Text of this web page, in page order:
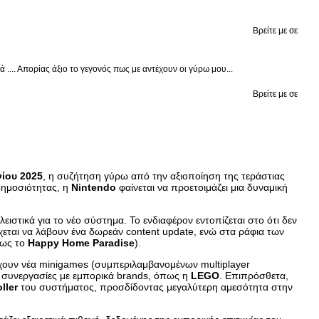
Βρείτε με σε
Απορίας άξιο το γεγονός πως με αντέχουν οι γύρω μου...
Βρείτε με σε
2025 , η συζήτηση γύρω από την αξιοποίηση της τεράστιας
η Nintendo φαίνεται να προετοιμάζει μια δυναμική
για το νέο σύστημα. Το ενδιαφέρον εντοπίζεται στο ότι δεν
να λάβουν ένα δωρεάν content update, ενώ στα ράφια των
το Happy Home Paradise).
νέα minigames (συμπεριλαμβανομένων multiplayer
συνεργασίες με εμπορικά brands, όπως η LEGO . Επιπρόσθετα,
του συστήματος, προσδίδοντας μεγαλύτερη αμεσότητα στην